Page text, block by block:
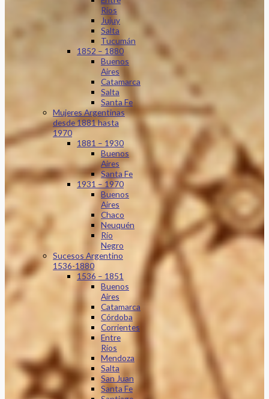
Ríos
Jujuy
Salta
Tucumán
1852 – 1880
Buenos
Aires
Catamarca
Salta
Santa Fe
Mujeres Argentinas
desde 1881 hasta
1970
1881 – 1930
Buenos
Aires
Santa Fe
1931 – 1970
Buenos
Aires
Chaco
Neuquén
Río
Negro
Sucesos Argentino
1536-1880
1536 – 1851
Buenos
Aires
Catamarca
Córdoba
Corrientes
Entre
Ríos
Mendoza
Salta
San Juan
Santa Fe